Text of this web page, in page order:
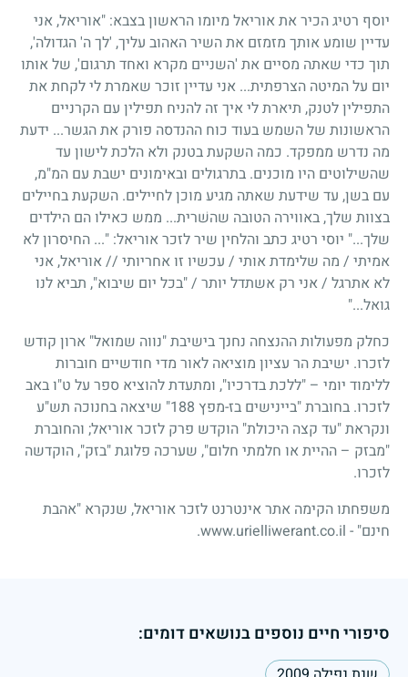
יוסף רטיג הכיר את אוריאל מיומו הראשון בצבא: "אוריאל, אני
עדיין שומע אותך מזמזם את השיר האהוב עליך, 'לך ה' הגדולה',
תוך כדי שאתה מסיים את 'השניים מקרא ואחד תרגום', של אותו
יום על המיטה הצרפתית... אני עדיין זוכר שאמרת לי לקחת את
התפילין לטנק, תיארת לי איך זה להניח תפילין עם הקרניים
הראשונות של השמש בעוד כוח ההנדסה פורק את הגשר... ידעת
מה נדרש ממפקד. כמה השקעת בטנק ולא הלכת לישון עד
שהשילוטים היו מוכנים. בתרגולים ובאימונים ישבת עם המ"מ,
עם בשן, עד שידעת שאתה מגיע מוכן לחיילים. השקעת בחיילים
בצוות שלך, באווירה הטובה שהשׁרית... ממש כאילו הם הילדים
שלך..." יוסי רטיג כתב והלחין שיר לזכר אוריאל: "... החיסרון לא
אמיתי / מה שלימדת אותי / עכשיו זו אחריותי // אוריאל, אני
לא אתרגל / אני רק אשתדל יותר / "בכל יום שיבוא", תביא לנו
גואל..."
כחלק מפעולות ההנצחה נחנך בישיבת "נווה שמואל" ארון קודש
לזכרו. ישיבת הר עציון מוציאה לאור מדי חודשיים חוברות
ללימוד יומי – "ללכת בדרכיו", ומתעדת להוציא ספר על ט"ו באב
לזכרו. בחוברת "ביינישים בז-מפץ 188" שיצאה בחנוכה תש"ע
ונקראת "עד קצה היכולת" הוקדש פרק לזכר אוריאל; והחוברת
"מבזק – ההיית או חלמתי חלום", שערכה פלוגת "בזק", הוקדשה
לזכרו.
משפחתו הקימה אתר אינטרנט לזכר אוריאל, שנקרא "אהבת
חינם" - www.urielliwerant.co.il.
סיפורי חיים נוספים בנושאים דומים: